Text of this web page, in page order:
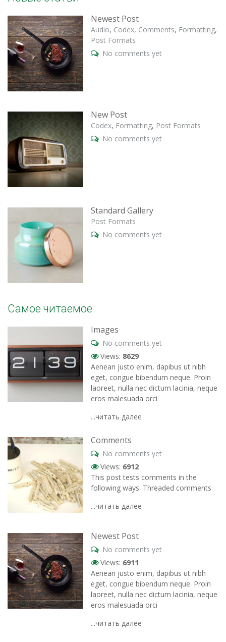
Newest Post
Audio, Codex, Comments, Formatting,
Post Formats
No comments yet
New Post
Codex, Formatting, Post Formats
No comments yet
Standard Gallery
Post Formats
No comments yet
Самое читаемое
Images
No comments yet
Views: 8629
Aenean justo enim, dapibus ut nibh
eget, congue bibendum neque. Proin
laoreet, nulla nec dictum lacinia, neque
eros malesuada orci
...читать далее
Comments
No comments yet
Views: 6912
This post tests comments in the
following ways. Threaded comments
...читать далее
Newest Post
No comments yet
Views: 6911
Aenean justo enim, dapibus ut nibh
eget, congue bibendum neque. Proin
laoreet, nulla nec dictum lacinia, neque
eros malesuada orci
...читать далее